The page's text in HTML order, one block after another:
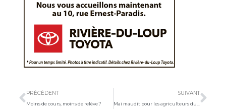
PRÉCÉDENT
Moins de cours, moins de relève ?
SUIVANT